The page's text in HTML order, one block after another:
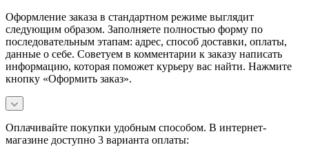
Оформление заказа в стандартном режиме выглядит
следующим образом. Заполняете полностью форму по
последовательным этапам: адрес, способ доставки, оплаты,
данные о себе. Советуем в комментарии к заказу написать
информацию, которая поможет курьеру вас найти. Нажмите
кнопку «Оформить заказ».
Оплачивайте покупки удобным способом. В интернет-
магазине доступно 3 варианта оплаты: